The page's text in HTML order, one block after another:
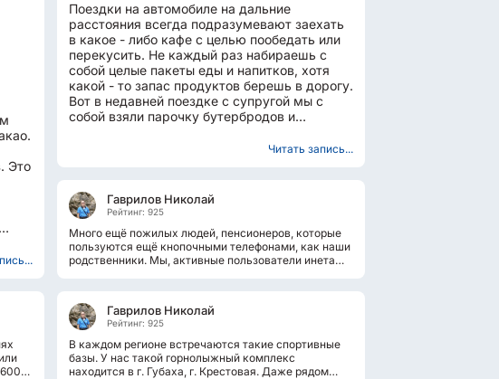
Это
Поездки на автомобиле на дальние
расстояния всегда подразумевают заехать
в какое - либо кафе с целью пообедать или
перекусить. Не каждый раз набираешь с
собой целые пакеты еды и напитков, хотя
какой - то запас продуктов берешь в дорогу.
Вот в недавней поездке с супругой мы с
собой взяли парочку бутербродов и
Читать запись...
Гаврилов Николай
Рейтинг: 925
Много ещё пожилых людей, пенсионеров, которые
пользуются ещё кнопочными телефонами, как наши
родственники. Мы, активные пользователи инета
Гаврилов Николай
Рейтинг: 925
В каждом регионе встречаются такие спортивные
базы. У нас такой горнолыжный комплекс
находится в г. Губаха, г. Крестовая. Даже рядом